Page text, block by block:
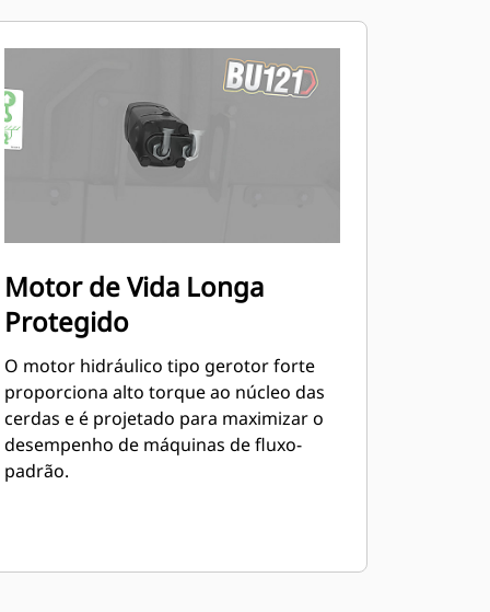
Motor de Vida Longa
Protegido
O motor hidráulico tipo gerotor forte
proporciona alto torque ao núcleo das
cerdas e é projetado para maximizar o
desempenho de máquinas de fluxo-
padrão.